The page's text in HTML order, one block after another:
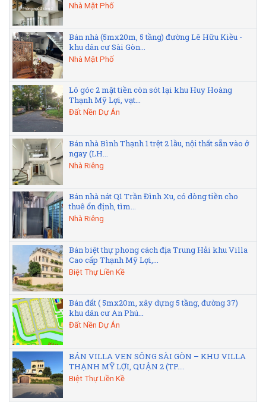
Nhà Mặt Phố
Bán nhà (5mx20m, 5 tầng) đường Lê Hữu Kiều -
khu dân cư Sài Gòn...
Nhà Mặt Phố
Lô góc 2 mặt tiền còn sót lại khu Huy Hoàng
Thạnh Mỹ Lợi, vạt...
Đất Nền Dự Án
Bán nhà Bình Thạnh 1 trệt 2 lầu, nội thất sẵn vào ở
ngay (LH...
Nhà Riêng
Bán nhà nát Q1 Trần Đình Xu, có dòng tiền cho
thuê ổn định, tìm...
Nhà Riêng
Bán biệt thự phong cách địa Trung Hải khu Villa
Cao cấp Thạnh Mỹ Lợi,...
Biệt Thự Liền Kề
Bán đất ( 5mx20m, xây dựng 5 tầng, đường 37)
khu dân cư An Phú...
Đất Nền Dự Án
BÁN VILLA VEN SÔNG SÀI GÒN – KHU VILLA
THẠNH MỸ LỢI, QUẬN 2 (TP....
Biệt Thự Liền Kề